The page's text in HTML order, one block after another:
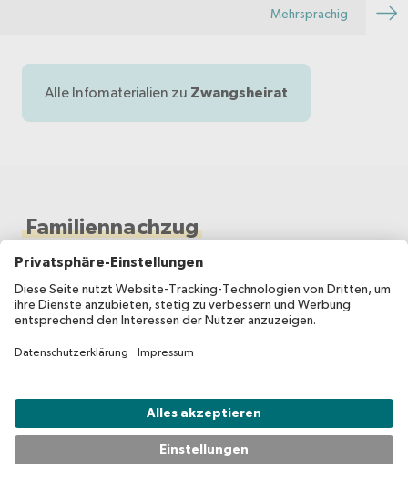
Mehrsprachig
Alle Infomaterialien zu Zwangsheirat
Familiennachzug
Der Familiennachzug (für direkte Verwandte oder den
Ehepartner, die Ehepartnerin) hängt von der
Staatsangehörigkeit und dem Aufenthaltsstatus der in
Bedingungen erfüllt werden. Der Antrag muss innerhalb
Ehegatten und Kinder unter 12 Jahren fünf Jahre und für
Kinder zwischen 12 und 18 Jahren ein Jahr beträgt.